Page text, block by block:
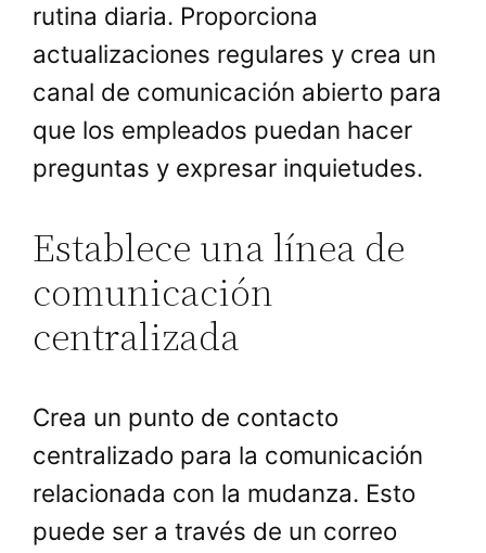
rutina diaria. Proporciona
actualizaciones regulares y crea un
canal de comunicación abierto para
que los empleados puedan hacer
preguntas y expresar inquietudes.
Establece una línea de
comunicación
centralizada
Crea un punto de contacto
centralizado para la comunicación
relacionada con la mudanza. Esto
puede ser a través de un correo